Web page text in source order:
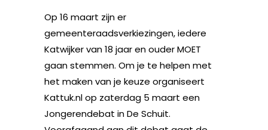
Op 16 maart zijn er
gemeenteraadsverkiezingen, iedere
Katwijker van 18 jaar en ouder MOET
gaan stemmen. Om je te helpen met
het maken van je keuze organiseert
Kattuk.nl op zaterdag 5 maart een
Jongerendebat in De Schuit.